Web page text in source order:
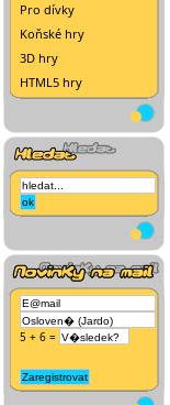
Pro dívky
Koňské hry
3D hry
HTML5 hry
5 + 6 =